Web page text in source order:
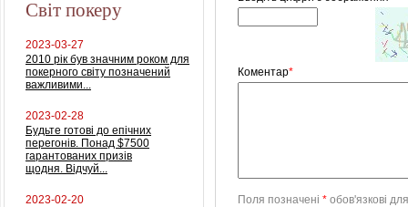
Світ покеру
2023-03-27
2010 рік був значним роком для
покерного світу позначений
важливими...
2023-02-28
Будьте готові до епічних
перегонів. Понад $7500
гарантованих призів
щодня. Відчуй...
2023-02-20
Коментар*
Поля позначені * обов'язкові